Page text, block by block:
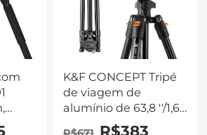
K&F CONCEPT Tripé
de viagem de
alumínio de 63,8 ''/1,63
m, 22 lbs/10 kg de
R$383